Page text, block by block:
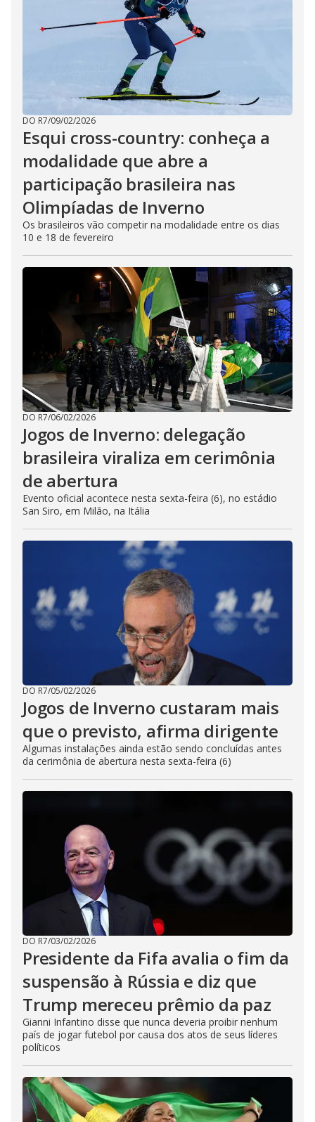
DO R7/09/02/2026
Esqui cross-country: conheça a
modalidade que abre a
participação brasileira nas
Olimpíadas de Inverno
Os brasileiros vão competir na modalidade entre os dias
10 e 18 de fevereiro
DO R7/06/02/2026
Jogos de Inverno: delegação
brasileira viraliza em cerimônia
de abertura
Evento oficial acontece nesta sexta-feira (6), no estádio
San Siro, em Milão, na Itália
DO R7/05/02/2026
Jogos de Inverno custaram mais
que o previsto, afirma dirigente
Algumas instalações ainda estão sendo concluídas antes
da cerimônia de abertura nesta sexta-feira (6)
DO R7/03/02/2026
Presidente da Fifa avalia o fim da
suspensão à Rússia e diz que
Trump mereceu prêmio da paz
Gianni Infantino disse que nunca deveria proibir nenhum
país de jogar futebol por causa dos atos de seus líderes
políticos